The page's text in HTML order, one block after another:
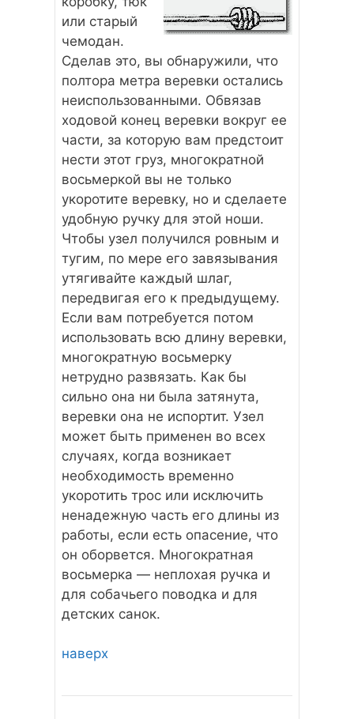
или старый
чемодан.
Сделав это, вы обнаружили, что
полтора метра веревки остались
неиспользованными. Обвязав
ходовой конец веревки вокруг ее
части, за которую вам предстоит
нести этот груз, многократной
восьмеркой вы не только
укоротите веревку, но и сделаете
удобную ручку для этой ноши.
Чтобы узел получился ровным и
тугим, по мере его завязывания
утягивайте каждый шлаг,
передвигая его к предыдущему.
Если вам потребуется потом
использовать всю длину веревки,
многократную восьмерку
нетрудно развязать. Как бы
сильно она ни была затянута,
веревки она не испортит. Узел
может быть применен во всех
случаях, когда возникает
необходимость временно
укоротить трос или исключить
ненадежную часть его длины из
работы, если есть опасение, что
он оборвется. Многократная
восьмерка — неплохая ручка и
для собачьего поводка и для
детских санок.
наверх